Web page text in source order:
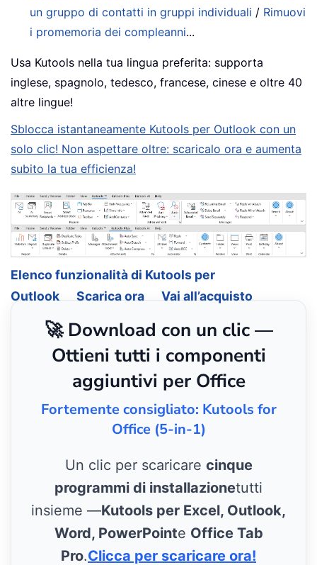
un gruppo di contatti in gruppi individuali / Rimuovi
i promemoria dei compleanni...
Usa Kutools nella tua lingua preferita: supporta
inglese, spagnolo, tedesco, francese, cinese e oltre 40
altre lingue!
Sblocca istantaneamente Kutools per Outlook con un
solo clic! Non aspettare oltre: scaricalo ora e aumenta
subito la tua efficienza!
Elenco funzionalità di Kutools per
Outlook
Scarica ora Vai all’acquisto
🚀 Download con un clic —
Ottieni tutti i componenti
aggiuntivi per Office
Fortemente consigliato: Kutools for
Office (5-in-1)
Un clic per scaricare cinque
programmi di installazionetutti
insieme —Kutools per Excel, Outlook,
Word, PowerPointe Office Tab
Pro.Clicca per scaricare ora!